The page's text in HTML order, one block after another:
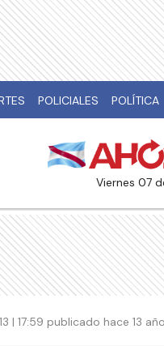
POLICIALES POLÍTICA
viernes 07
| 17:59 publicado hace 13